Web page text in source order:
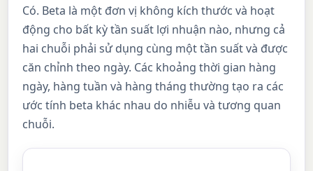
Có. Beta là một đơn vị không kích thước và hoạt
động cho bất kỳ tần suất lợi nhuận nào, nhưng cả
hai chuỗi phải sử dụng cùng một tần suất và được
căn chỉnh theo ngày. Các khoảng thời gian hàng
ngày, hàng tuần và hàng tháng thường tạo ra các
ước tính beta khác nhau do nhiễu và tương quan
chuỗi.